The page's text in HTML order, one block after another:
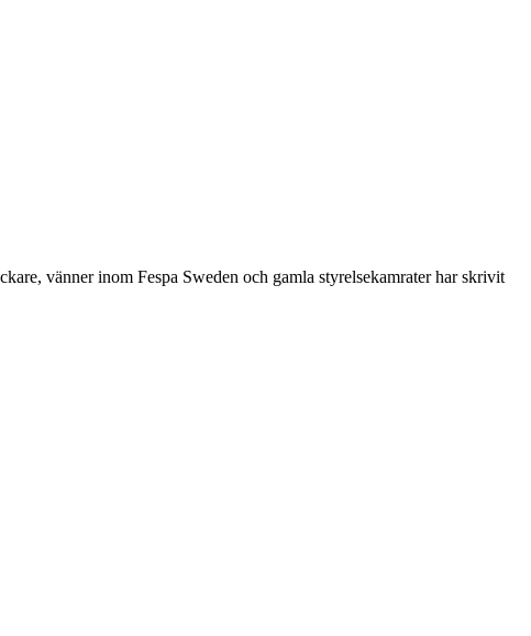
vänner inom Fespa Sweden och gamla styrelsekamrater har skrivit